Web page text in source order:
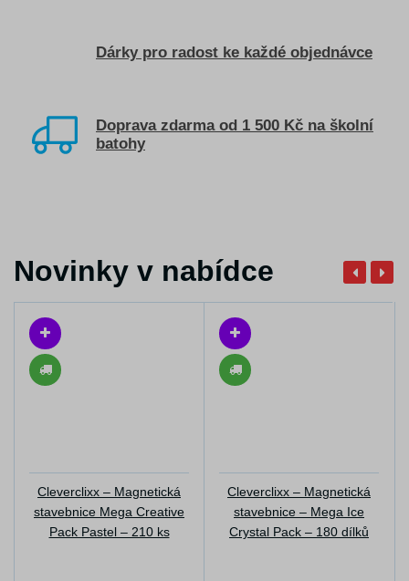
Dárky pro radost ke každé objednávce
Doprava zdarma od 1 500 Kč na školní
batohy
Novinky v nabídce
Cleverclixx – Magnetická
stavebnice Mega Creative
Pack Pastel – 210 ks
Cleverclixx – Magnetická
stavebnice – Mega Ice
Crystal Pack – 180 dílků